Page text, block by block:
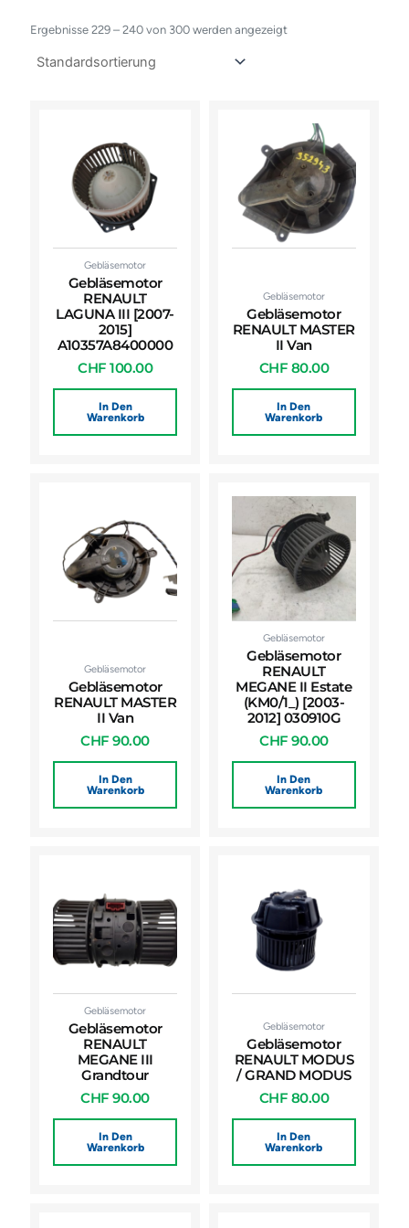
Ergebnisse 229 – 240 von 300 werden angezeigt
Gebläsemotor
Gebläsemotor
RENAULT
LAGUNA III [2007-
2015]
A10357A8400000
CHF 100.00
In Den
Warenkorb
Gebläsemotor
Gebläsemotor
RENAULT MASTER
II Van
CHF 80.00
In Den
Warenkorb
Gebläsemotor
Gebläsemotor
RENAULT MASTER
II Van
CHF 90.00
In Den
Warenkorb
Gebläsemotor
Gebläsemotor
RENAULT
MEGANE II Estate
(KM0/1_) [2003-
2012] 030910G
CHF 90.00
In Den
Warenkorb
Gebläsemotor
Gebläsemotor
RENAULT
MEGANE III
Grandtour
CHF 90.00
In Den
Warenkorb
Gebläsemotor
Gebläsemotor
RENAULT MODUS
/ GRAND MODUS
CHF 80.00
In Den
Warenkorb